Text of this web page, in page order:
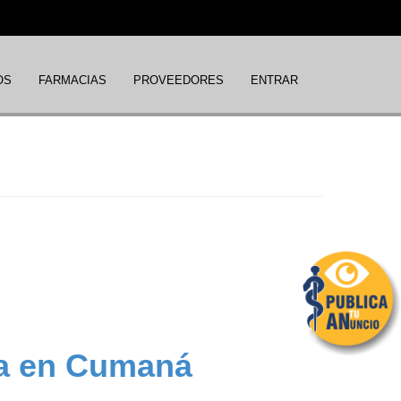
FARMACIAS PROVEEDORES ENTRAR
en Cumaná